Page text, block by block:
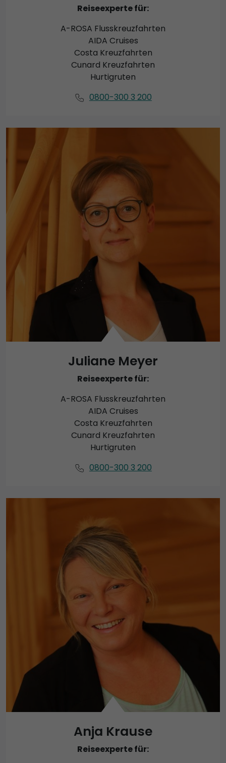
Reiseexperte für:
A-ROSA Flusskreuzfahrten
AIDA Cruises
Costa Kreuzfahrten
Cunard Kreuzfahrten
Hurtigruten
0800-300 3 200
Juliane Meyer
Reiseexperte für:
A-ROSA Flusskreuzfahrten
AIDA Cruises
Costa Kreuzfahrten
Cunard Kreuzfahrten
Hurtigruten
0800-300 3 200
Anja Krause
Reiseexperte für: